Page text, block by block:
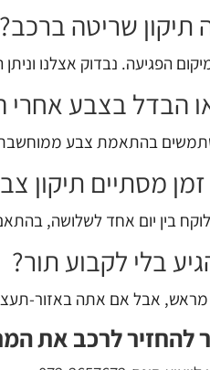
תיקון שריטה ברכב?
הפגיעה. נבדוק אצלנו
הבדל בצבע אחרי
בהתאמת צבע ממוחשבת,
מסתיים תיקון
בין יום אחד לשלושה,
בלי לקבוע תור?
אבל אם אתה באזור-
להחזיר לרכב את